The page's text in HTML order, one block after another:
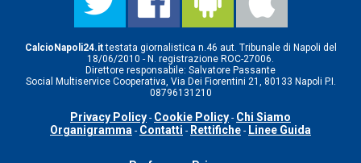
CalcioNapoli24.ittestata giornalistica n.46 aut. Tribunale di Napoli del
18/06/2010 - N. registrazione ROC-27006.
Direttore responsabile: Salvatore Passante
Social Multiservice Cooperativa, Via Dei Fiorentini 21, 80133 Napoli P.I.
08796131210
Privacy Policy - Cookie Policy - Chi Siamo
Organigramma - Contatti - Rettifiche - Linee Guida